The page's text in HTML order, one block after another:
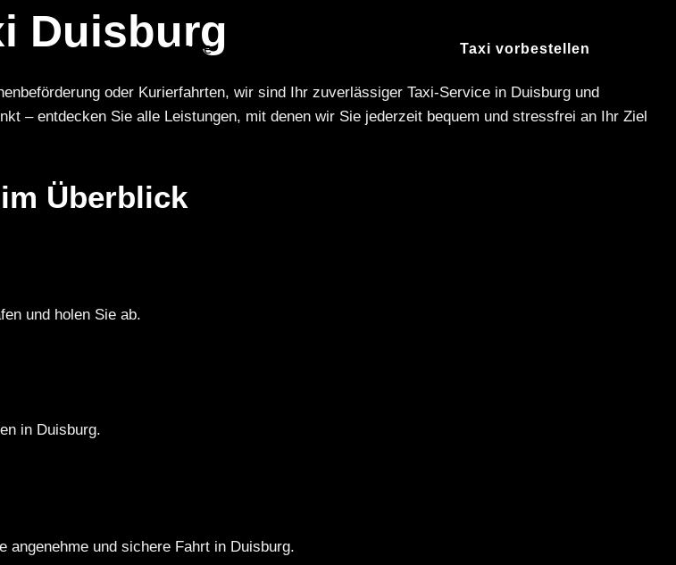
Home Taxi vorbestellen
Duisburg
oder Kurierfahrten, wir sind Ihr zuverlässiger Taxi-Service in Duisburg und
– entdecken Sie alle Leistungen, mit denen wir Sie jederzeit bequem und stressfrei an Ihr Ziel
Überblick
und holen Sie ab.
in Duisburg.
angenehme und sichere Fahrt in Duisburg.